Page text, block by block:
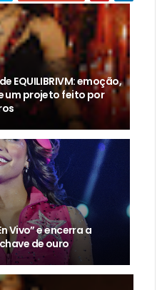
EQUILIBRIVM: emoção,
um projeto feito por
Vivo” e encerra a
de ouro